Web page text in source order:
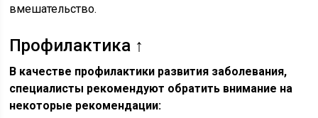
вмешательство.
Профилактика ↑
В качестве профилактики развития заболевания,
специалисты рекомендуют обратить внимание на
некоторые рекомендации: